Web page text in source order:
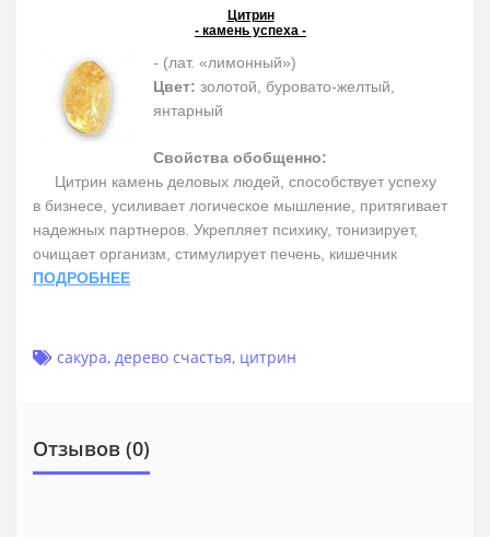
Цитрин
- камень успеха -
- (лат. «лимонный»)
Цвет: золотой, буровато-желтый,
янтарный
Свойства обобщенно:
Цитрин камень деловых людей, способствует успеху
в бизнесе, усиливает логическое мышление, притягивает
надежных партнеров. Укрепляет психику, тонизирует,
очищает организм, стимулирует печень, кишечник
ПОДРОБНЕЕ
сакура, дерево счастья, цитрин
Отзывов (0)